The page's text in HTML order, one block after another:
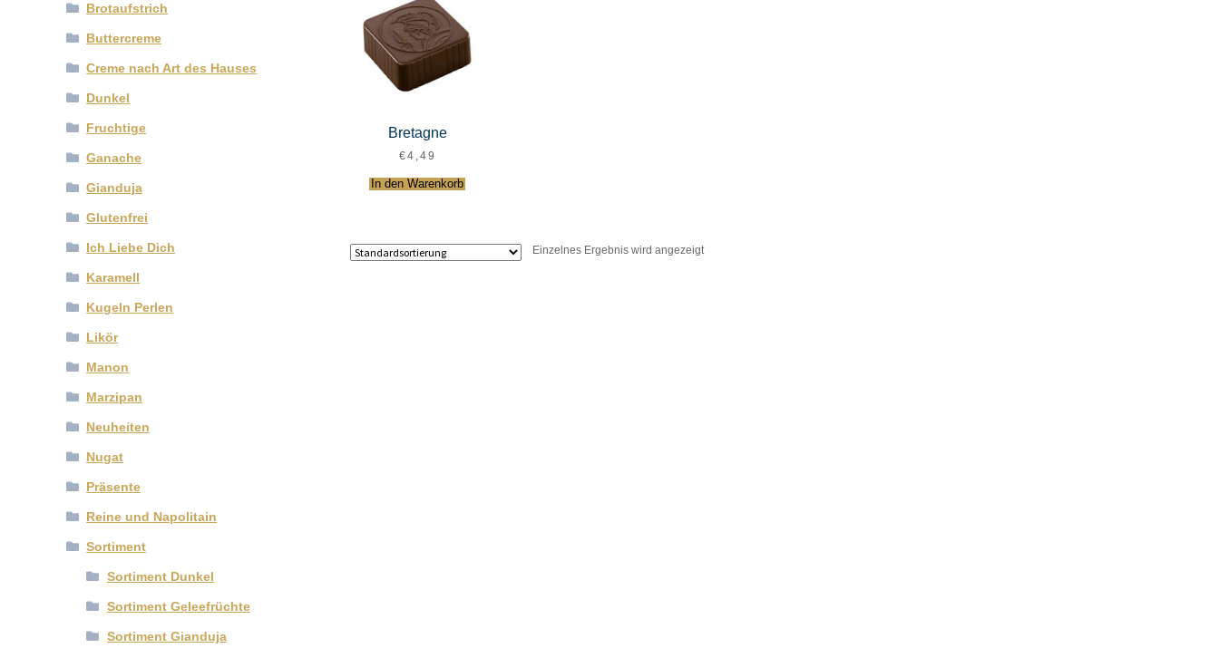
Bretagne
€4,49
In den Warenkorb
Einzelnes Ergebnis wird angezeigt
Brotaufstrich
Buttercreme
Creme nach Art des Hauses
Dunkel
Fruchtige
Ganache
Gianduja
Glutenfrei
Ich Liebe Dich
Karamell
Kugeln Perlen
Likör
Manon
Marzipan
Neuheiten
Nugat
Präsente
Reine und Napolitain
Sortiment
Sortiment Dunkel
Sortiment Geleefrüchte
Sortiment Gianduja